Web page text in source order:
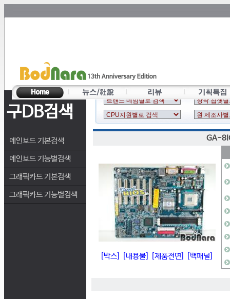
구DB검색
메인보드 기본검색
메인보드 기능별검색
그래픽카드 기본검색
그래픽카드 기능별검색
GA-
[박스] [내용물] [제품전면] [백패널]